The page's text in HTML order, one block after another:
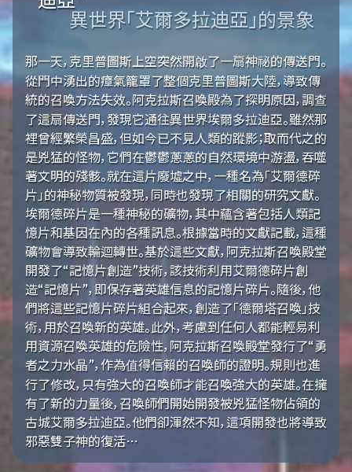
異世界「艾爾多拉迪亞」的景象
那一天，克里普圖斯上空突然開啟了一扇神祕的傳送門。
從門中湧出的瘴氣籠罩了整個克里普圖斯大陸，導致傳
統的召喚方法失效。阿克拉斯召喚殿為了探明原因，調查
了這扇傳送門，發現它通往異世界埃爾多拉迪亞。雖然那
裡曾經繁榮昌盛，但如今已不見人類的蹤影；取而代之的
是兇猛的怪物，它們在鬱鬱蔥蔥的自然環境中游盪，吞噬
著文明的殘骸。就在這片廢墟之中，一種名為「艾爾德碎
片」的神秘物質被發現，同時也發現了相關的研究文獻。
埃爾德碎片是一種神秘的礦物，其中蘊含著包括人類記
憶片和基因在內的各種訊息。根據當時的文獻記載，這種
礦物會導致輪迴轉世。基於這些文獻，阿克拉斯召喚殿堂
開發了“記憶片創造”技術，該技術利用艾爾德碎片創
造“記憶片”，即保存著英雄信息的記憶片碎片。隨後，他
們將這些記憶片碎片組合起來，創造了「德爾塔召喚」技
術，用於召喚新的英雄。此外，考慮到任何人都能輕易利
用資源召喚英雄的危險性，阿克拉斯召喚殿堂發行了“勇
者之力水晶”，作為值得信賴的召喚師的證明。規則也進
行了修改，只有強大的召喚師才能召喚強大的英雄。在擁
有了新的力量後，召喚師們開始開發被兇猛怪物佔領的
古城艾爾多拉迪亞。他們卻渾然不知，這項開發也將導致
邪惡雙子神的復活…